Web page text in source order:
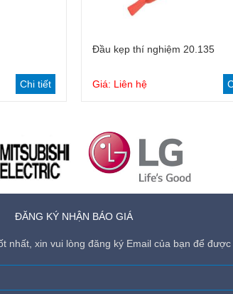
Chi tiết
Đầu kẹp thí nghiệm 20.135
Giá: Liên hệ
ĐĂNG KÝ NHẬN BÁO GIÁ
nhất, xin vui lòng đăng ký Email của bạn để